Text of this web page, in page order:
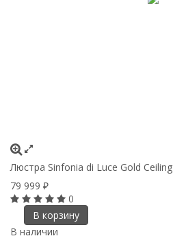
Люстра Sinfonia di Luce Gold Ceiling
79 999 ₽
0
В корзину
В наличии